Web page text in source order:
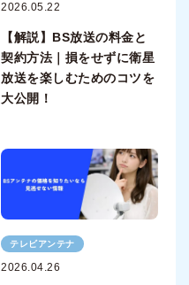
2026.05.22
【解説】BS放送の料金と
契約方法｜損をせずに衛星
放送を楽しむためのコツを
大公開！
テレビアンテナ
2026.04.26